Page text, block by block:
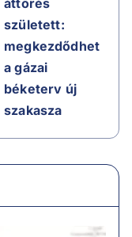
született:
megkezdődhet
a gázai
béketerv új
szakasza